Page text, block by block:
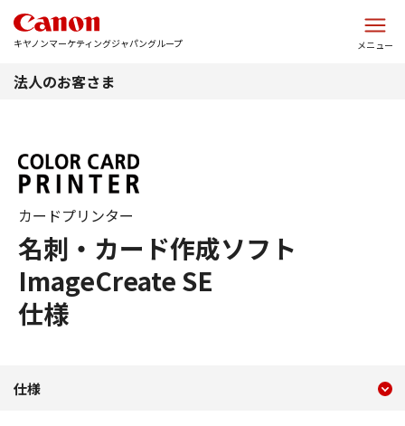
キヤノンマーケティングジャパングループ メニュー
法人のお客さま
名刺・カード作成ソフト
ImageCreate SE
仕様
カードプリンター
仕様 名刺・カード作成ソ
仕様